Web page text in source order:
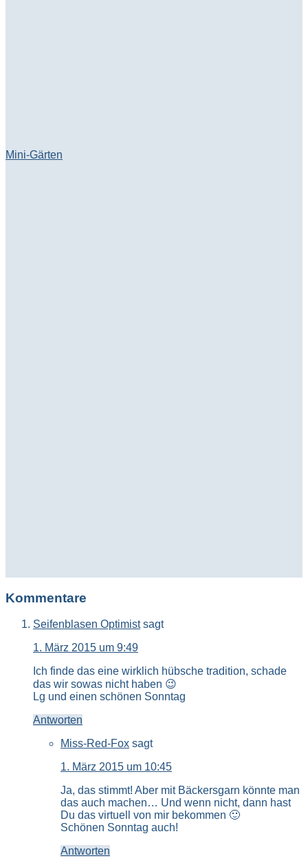
Mini-Gärten
Kommentare
Seifenblasen Optimist sagt
1. März 2015 um 9:49
Ich finde das eine wirklich hübsche tradition, schade
das wir sowas nicht haben 😉
Lg und einen schönen Sonntag
Antworten
Miss-Red-Fox sagt
1. März 2015 um 10:45
Ja, das stimmt! Aber mit Bäckersgarn könnte man
das auch machen… Und wenn nicht, dann hast
Du das virtuell von mir bekommen 🙂
Schönen Sonntag auch!
Antworten